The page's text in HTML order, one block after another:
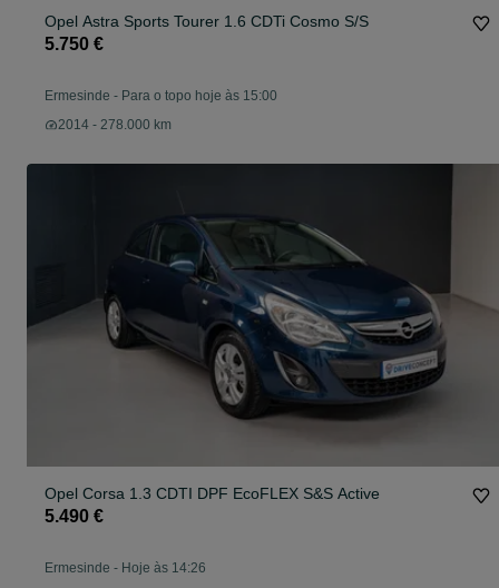
Opel Astra Sports Tourer 1.6 CDTi Cosmo S/S
5.750 €
Ermesinde - Para o topo hoje às 15:00
2014 - 278.000 km
Opel Corsa 1.3 CDTI DPF EcoFLEX S&S Active
5.490 €
Ermesinde - Hoje às 14:26